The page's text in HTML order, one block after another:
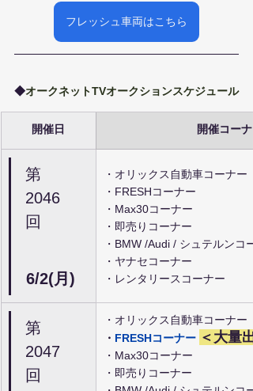
フレッシュ車両はこちら
◆オークネットTVオークションスケジュール
開催日 開催コーナ
第
2046
回
6/2(月)
・オリックス自動車コーナー
・FRESHコーナー
・Max30コーナー
・即売りコーナー
・BMW /Audi / シュテルンコ
・ヤナセコーナー
・レンタリースコーナー
第
2047
回
・オリックス自動車コーナー
・ FRESHコーナー ＜大量
・Max30コーナー
・即売りコーナー